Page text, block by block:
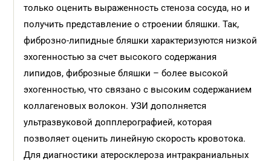
только оценить выраженность стеноза сосуда, но и
получить представление о строении бляшки. Так,
фиброзно-липидные бляшки характеризуются низкой
эхогенностью за счет высокого содержания
липидов, фиброзные бляшки – более высокой
эхогенностью, что связано с высоким содержанием
коллагеновых волокон. УЗИ дополняется
ультразвуковой допплерографией, которая
позволяет оценить линейную скорость кровотока.
Для диагностики атеросклероза интракраниальных